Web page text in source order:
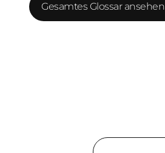
Gesamtes Glossar ansehen
Gesamtes Glossar ansehen